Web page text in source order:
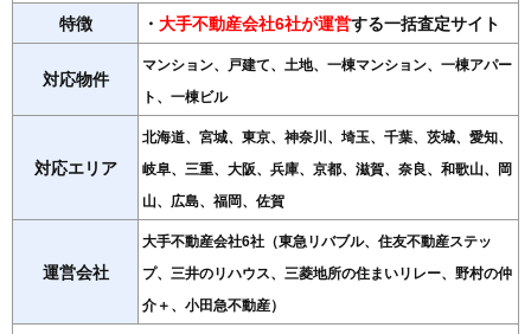
特徴 ・ 大手不動産会社6社が運営する一括査定サイト
対応物件
マンション、戸建て、土地、一棟マンション、一棟アパー
ト、一棟ビル
対応エリア
北海道、宮城、東京、神奈川、埼玉、千葉、茨城、愛知、
岐阜、三重、大阪、兵庫、京都、滋賀、奈良、和歌山、岡
山、広島、福岡、佐賀
運営会社
大手不動産会社6社（東急リバブル、住友不動産ステッ
プ、三井のリハウス、三菱地所の住まいリレー、野村の仲
介＋、小田急不動産）